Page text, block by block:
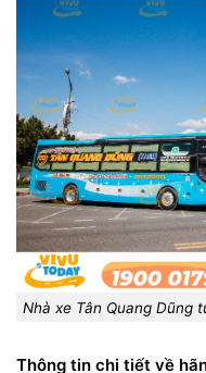
Nhà xe Tân Quang Dũng
Thông tin chi tiết về